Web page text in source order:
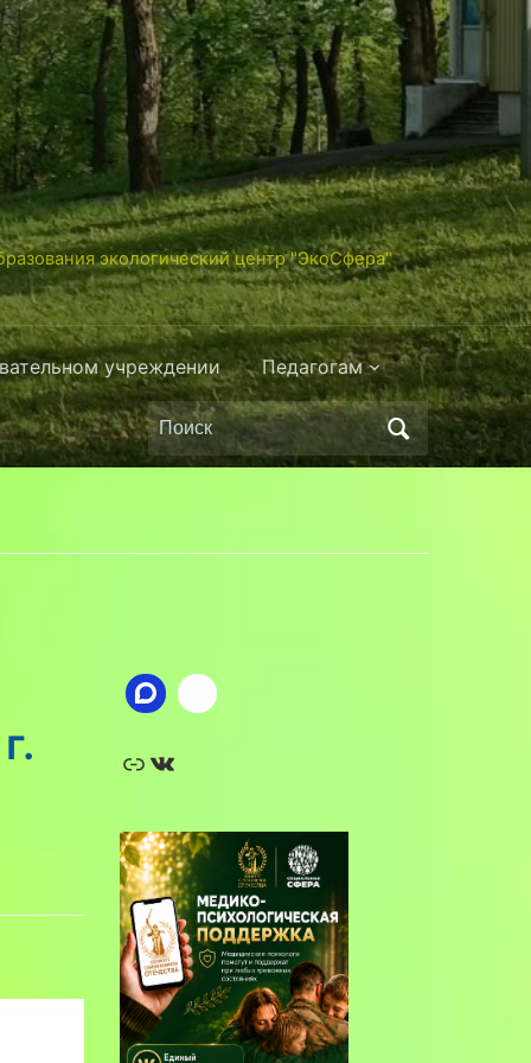
экологический центр "ЭкоСфера"
учреждении Педагогам
Поиск
по:
Ссылка